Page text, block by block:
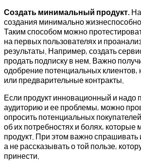
Создать минимальный продукт.
создания минимально
Таким способом можно
на первых пользователях и
результаты. Например, создать
продать подписку в нем. Важно
одобрение потенциальных
или предварительные контракты.
Если продукт инновационный и надо
аудиторию и ее проблемы, можно
опросить потенциальных
об их потребностях и болях,
продукт. При этом важно
а не рассказывать о той пользе,
принести.